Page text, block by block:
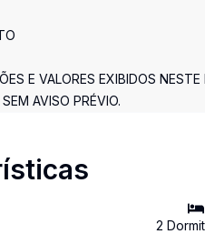
E VALORES EXIBIDOS
AVISO PRÉVIO.
2